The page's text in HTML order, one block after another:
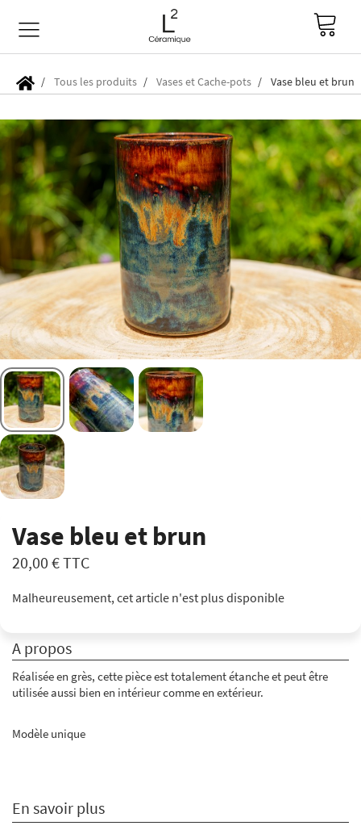
Tous les produits Vases et Cache-pots Vase bleu et brun
Vase bleu et brun
20,00 €TTC
Malheureusement, cet article n'est plus disponible
A propos
Réalisée en grès, cette pièce est totalement étanche et peut être
utilisée aussi bien en intérieur comme en extérieur.
Modèle unique
En savoir plus